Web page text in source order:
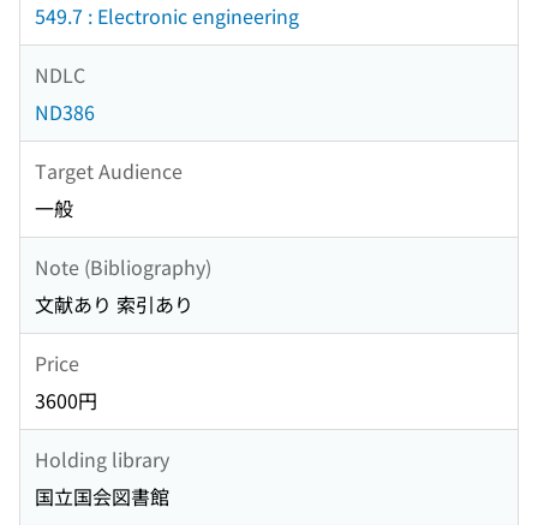
549.7 : Electronic engineering
NDLC
ND386
Target Audience
一般
Note (Bibliography)
文献あり 索引あり
Price
3600円
Holding library
国立国会図書館